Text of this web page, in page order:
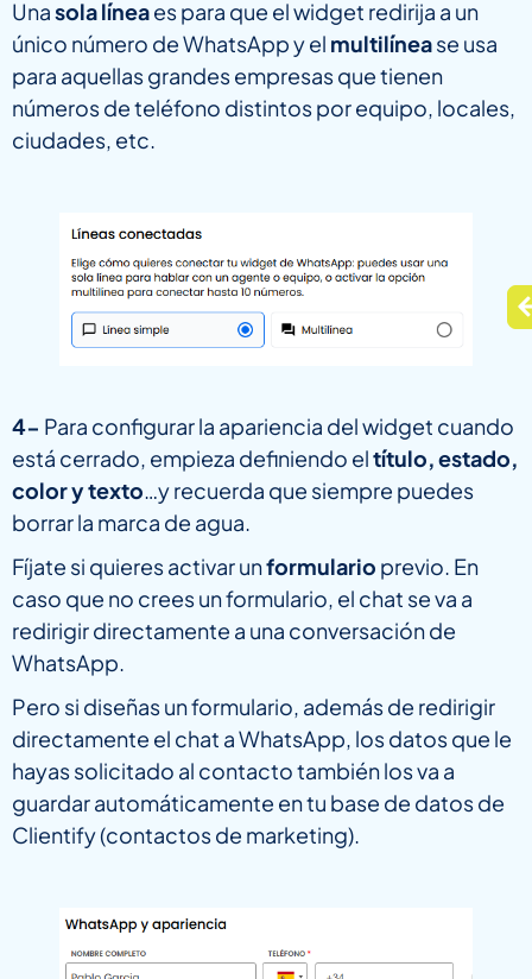
Unasola líneaes para que el widget redirija a un
único número de WhatsApp y el multilínease usa
para aquellas grandes empresas que tienen
números de teléfono distintos por equipo, locales,
ciudades, etc.
4- Para configurar la apariencia del widget cuando
está cerrado, empieza definiendo eltítulo, estado,
color y texto…y recuerda que siempre puedes
borrar la marca de agua.
Fíjate si quieres activar unformulario previo. En
caso que no crees un formulario, el chat se va a
redirigir directamente a una conversación de
WhatsApp.
Pero si diseñas un formulario, además de redirigir
directamente el chat a WhatsApp, los datos que le
hayas solicitado al contacto también los va a
guardar automáticamente en tu base de datos de
Clientify (contactos de marketing).